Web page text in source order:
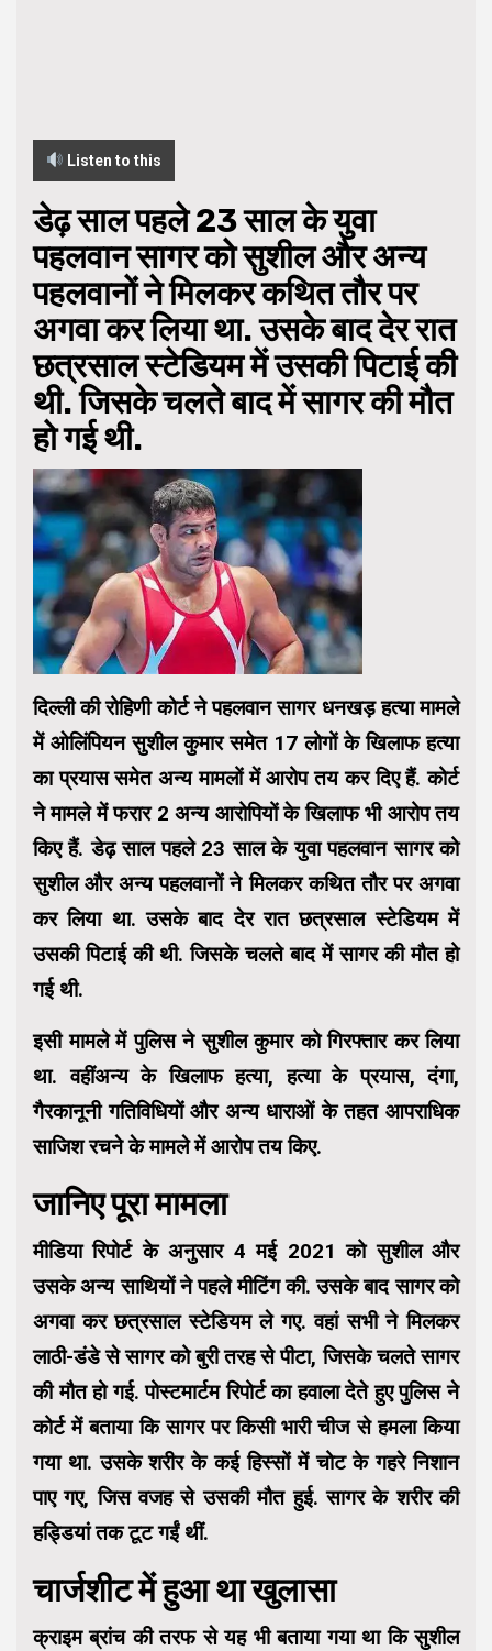
Listen to this
डेढ़ साल पहले 23 साल के युवा
पहलवान सागर को सुशील और अन्य
पहलवानों ने मिलकर कथित तौर पर
अगवा कर लिया था. उसके बाद देर रात
छत्रसाल स्टेडियम में उसकी पिटाई की
थी. जिसके चलते बाद में सागर की मौत
हो गई थी.
दिल्ली की रोहिणी कोर्ट ने पहलवान सागर धनखड़ हत्या मामले
में ओलिंपियन सुशील कुमार समेत 17 लोगों के खिलाफ हत्या
का प्रयास समेत अन्य मामलों में आरोप तय कर दिए हैं. कोर्ट
ने मामले में फरार 2 अन्य आरोपियों के खिलाफ भी आरोप तय
किए हैं. डेढ़ साल पहले 23 साल के युवा पहलवान सागर को
सुशील और अन्य पहलवानों ने मिलकर कथित तौर पर अगवा
कर लिया था. उसके बाद देर रात छत्रसाल स्टेडियम में
उसकी पिटाई की थी. जिसके चलते बाद में सागर की मौत हो
गई थी.
इसी मामले में पुलिस ने सुशील कुमार को गिरफ्तार कर लिया
था. वहींअन्य के खिलाफ हत्या, हत्या के प्रयास, दंगा,
गैरकानूनी गतिविधियों और अन्य धाराओं के तहत आपराधिक
साजिश रचने के मामले में आरोप तय किए.
जानिए पूरा मामला
मीडिया रिपोर्ट के अनुसार 4 मई 2021 को सुशील और
उसके अन्य साथियों ने पहले मीटिंग की. उसके बाद सागर को
अगवा कर छत्रसाल स्टेडियम ले गए. वहां सभी ने मिलकर
लाठी-डंडे से सागर को बुरी तरह से पीटा, जिसके चलते सागर
की मौत हो गई. पोस्टमार्टम रिपोर्ट का हवाला देते हुए पुलिस ने
कोर्ट में बताया कि सागर पर किसी भारी चीज से हमला किया
गया था. उसके शरीर के कई हिस्सों में चोट के गहरे निशान
पाए गए, जिस वजह से उसकी मौत हुई. सागर के शरीर की
हड्डियां तक टूट गईं थीं.
चार्जशीट में हुआ था खुलासा
क्राइम ब्रांच की तरफ से यह भी बताया गया था कि सुशील